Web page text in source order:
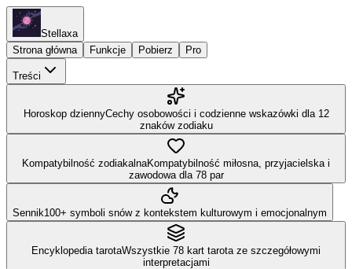
Stellaxa
Strona główna
Funkcje Pobierz Pro
Treści
Horoskop dziennyCechy osobowości i codzienne wskazówki dla 12
znaków zodiaku
Kompatybilność zodiakalnaKompatybilność miłosna, przyjacielska i
zawodowa dla 78 par
Sennik100+ symboli snów z kontekstem kulturowym i emocjonalnym
Encyklopedia tarotaWszystkie 78 kart tarota ze szczegółowymi
interpretacjami